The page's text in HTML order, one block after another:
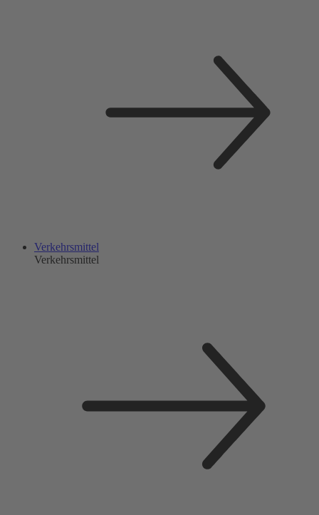
Verkehrsmittel
Verkehrsmittel